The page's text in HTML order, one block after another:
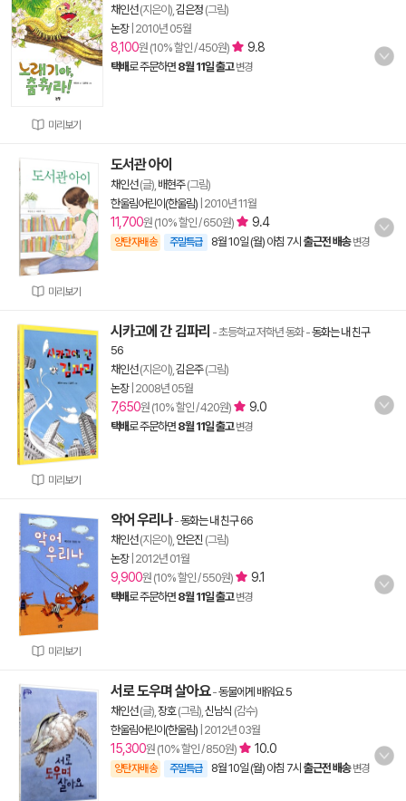
미리보기
채인선(지은이), 김은정 (그림)
논장| 2010년 05월
8,100원 (10% 할인 / 450원) 9.8
택배로 주문하면 8월 11일 출고 변경
미리보기
도서관 아이
채인선(글), 배현주(그림)
한울림어린이(한울림) 2010년 11월
11,700원 (10% 할인 / 650원) 9.4
양탄자배송 주말특급 8월 10일 (월) 아침 7시 출근전 배송 변경
미리보기
시카고에 간 김파리 - 초등학교 저학년 동화-동화는 내 친구
56
채인선(지은이), 김은주(그림)
논장| 2008년 05월
7,650원 (10% 할인 / 420원) 9.0
택배로 주문하면 8월 11일 출고 변경
미리보기
악어 우리나-동화는 내 친구 66
채인선(지은이), 안은진 (그림)
논장| 2012년 01월
9,900원 (10% 할인 / 550원) 9.1
택배로 주문하면 8월 11일 출고 변경
서로 도우며 살아요-동물에게 배워요 5
채인선(글), 장호(그림), 신남식 (감수)
한울림어린이(한울림) 2012년 03월
15,300원 (10% 할인 / 850원) 10.0
양탄자배송 주말특급 8월 10일 (월) 아침 7시 출근전 배송 변경